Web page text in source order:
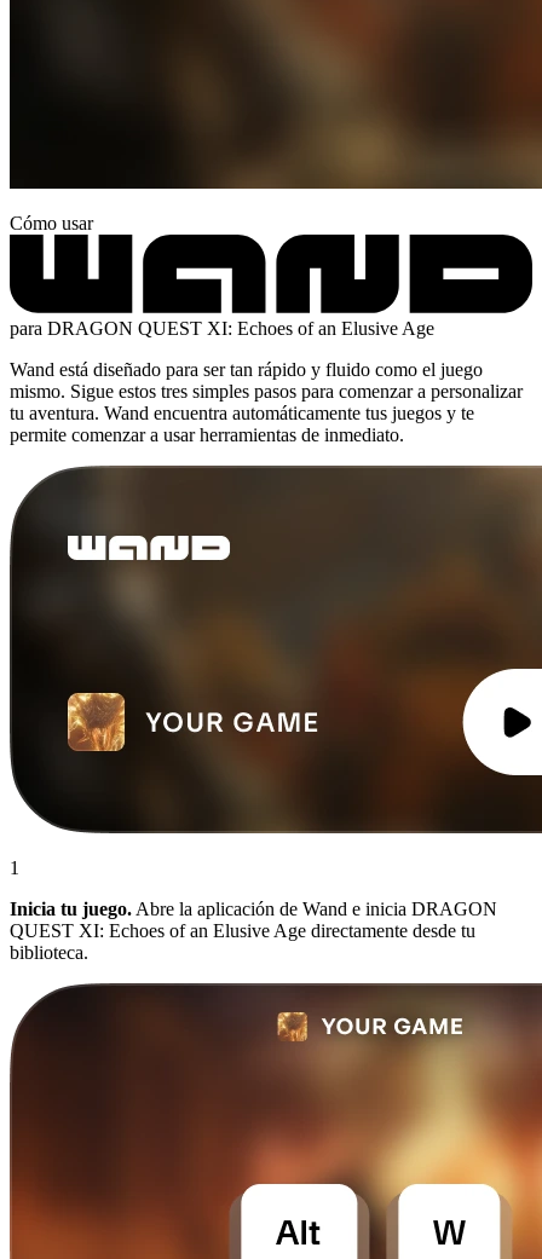
Cómo usar
para DRAGON QUEST XI: Echoes of an Elusive Age
Wand está diseñado para ser tan rápido y fluido como el juego
mismo. Sigue estos tres simples pasos para comenzar a personalizar
tu aventura. Wand encuentra automáticamente tus juegos y te
permite comenzar a usar herramientas de inmediato.
1
Inicia tu juego. Abre la aplicación de Wand e inicia DRAGON
QUEST XI: Echoes of an Elusive Age directamente desde tu
biblioteca.